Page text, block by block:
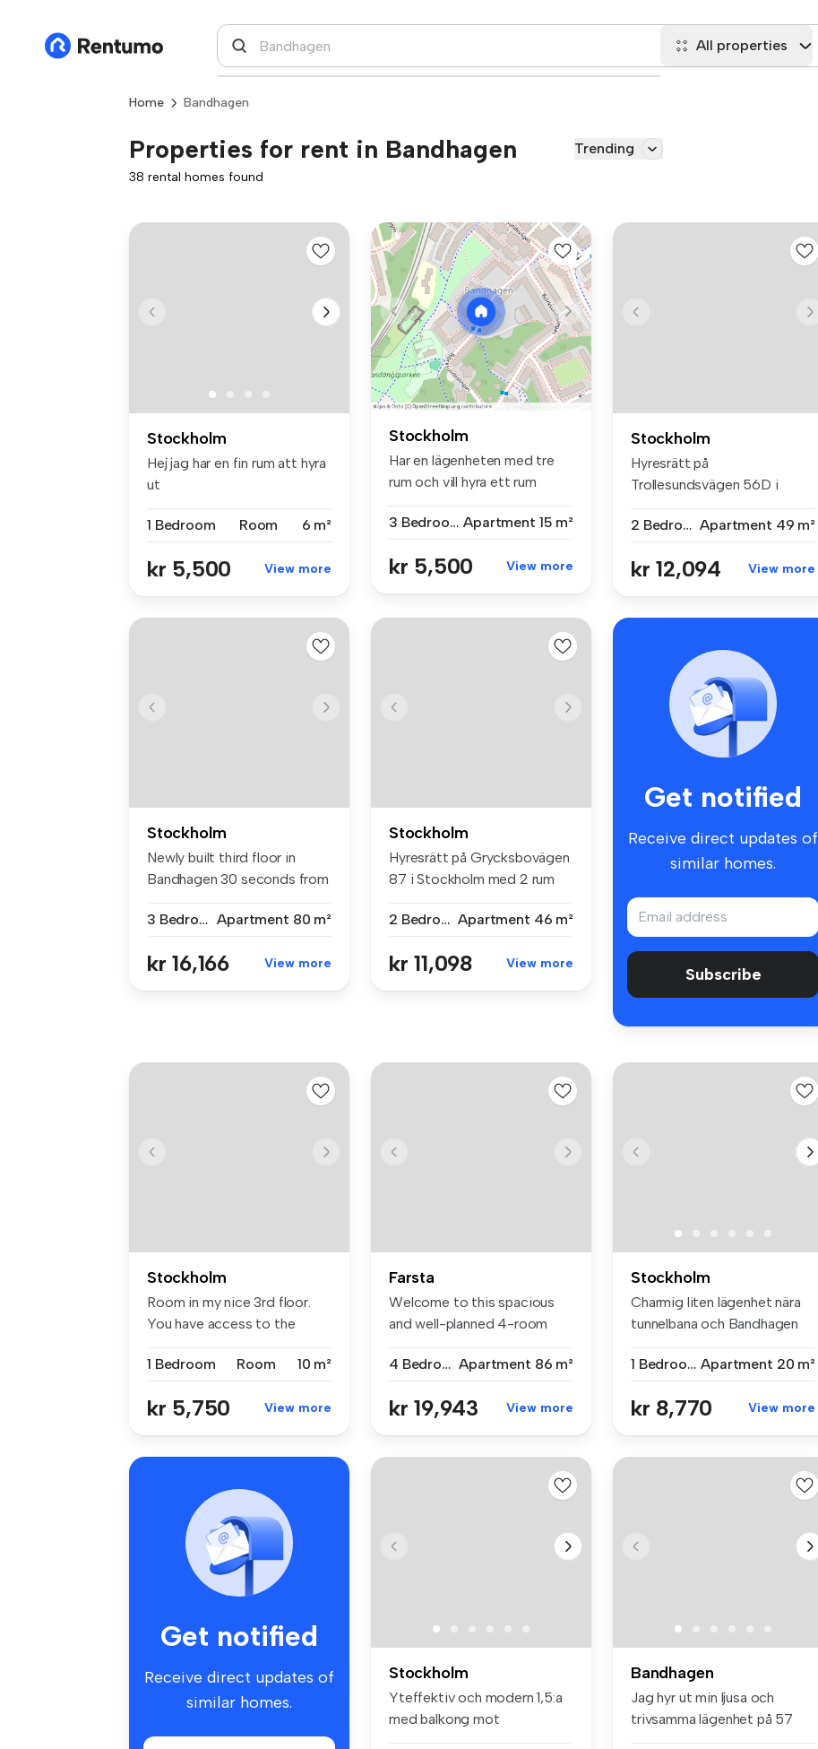
All properties
Home Bandhagen
Properties for rent in Bandhagen Trending
38 rental homes found
Stockholm
Hej jag har en fin rum att hyra
ut
1 Bedroom Room 6 m²
kr 5,500 View more
Stockholm
Har en lägenheten med tre
rum och vill hyra ett rum
3 Bedrooms Apartment 15 m²
kr 5,500 View more
Stockholm
Hyresrätt på
Trollesundsvägen 56D i
2 Bedrooms Apartment 49 m²
kr 12,094 View more
Stockholm
Newly built third floor in
Bandhagen 30 seconds from
3 Bedrooms Apartment 80 m²
kr 16,166 View more
Stockholm
Hyresrätt på Grycksbovägen
87 i Stockholm med 2 rum
2 Bedrooms Apartment 46 m²
kr 11,098 View more
Get notified
Receive direct updates of
similar homes.
Subscribe
Stockholm
Room in my nice 3rd floor.
You have access to the
1 Bedroom
Room 10 m²
kr 5,750 View more
Farsta
Welcome to this spacious
and well-planned 4-room
4 Bedrooms Apartment 86 m²
kr 19,943 View more
Stockholm
Charmig liten lägenhet nära
tunnelbana och Bandhagen
1 Bedroom Apartment 20 m²
kr 8,770 View more
Get notified
Receive direct updates of
similar homes.
Stockholm
Yteffektiv och modern 1,5:a
med balkong mot
Bandhagen
Jag hyr ut min ljusa och
trivsamma lägenhet på 57